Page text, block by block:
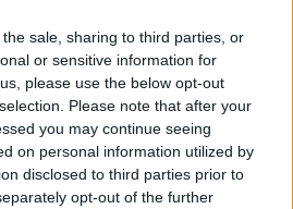
sale, sharing to third parties, or
or sensitive information for
please use the below opt-out
Please note that after your
you may continue seeing
on personal information utilized by
disclosed to third parties prior to
opt-out of the further